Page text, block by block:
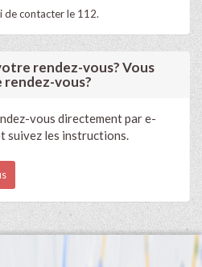
de contacter le 112.
rendez-vous? Vous
vous?
vous directement par e-
suivez les instructions.